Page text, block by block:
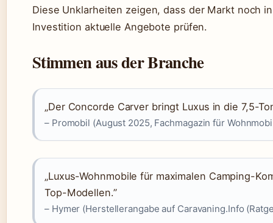
Diese Unklarheiten zeigen, dass der Markt noch
Investition aktuelle Angebote prüfen.
Stimmen aus der Branche
„Der Concorde Carver bringt Luxus in die 7,5-
– Promobil (August 2025, Fachmagazin für
„Luxus-Wohnmobile für maximalen Camping-
Top-Modellen.”
– Hymer (Herstellerangabe auf Caravaning.Info